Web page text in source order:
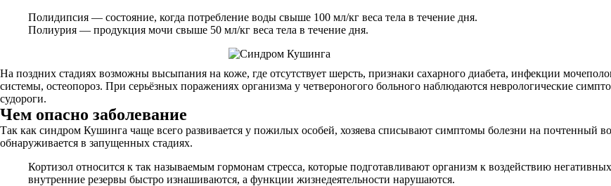
Полидипсия — состояние, когда потребление воды свыше 100 мл/кг веса тела в течение дня.
Полиурия — продукция мочи свыше 50 мл/кг веса тела в течение дня.
На поздних стадиях возможны высыпания на коже, где отсутствует шерсть, признаки сахарного диабета, инфекции
системы, остеопороз. При серьёзных поражениях организма у четвероногого больного наблюдаются неврологические
судороги.
Чем опасно заболевание
Так как синдром Кушинга чаще всего развивается у пожилых особей, хозяева списывают симптомы болезни на почтенный
обнаруживается в запущенных стадиях.
Кортизол относится к так называемым гормонам стресса, которые подготавливают организм к воздействию
внутренние резервы быстро изнашиваются, а функции жизнедеятельности нарушаются.